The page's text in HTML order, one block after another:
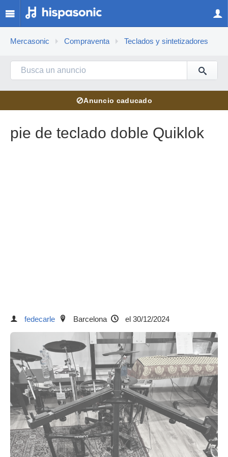
Mercasonic Compraventa Teclados y sintetizadores
⊘Anuncio caducado
pie de teclado doble Quiklok
fedecarle Barcelona el 30/12/2024